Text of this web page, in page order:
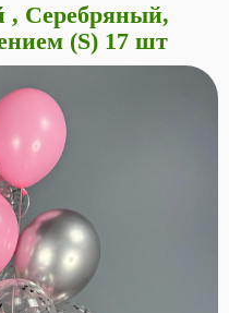
, Серебряный,
(S) 17 шт